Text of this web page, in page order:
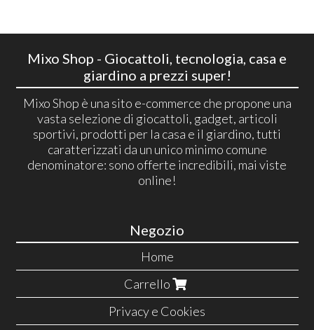
Mixo Shop - Giocattoli, tecnologia, casa e
giardino a prezzi super!
Mixo Shop è una sito e-commerce che propone una
vasta selezione di giocattoli, gadget, articoli
sportivi, prodotti per la casa e il giardino, tutti
caratterizzati da un unico minimo comune
denominatore: sono offerte incredibili, mai viste
online!
Negozio
Home
Carrello
Privacy e Cookies